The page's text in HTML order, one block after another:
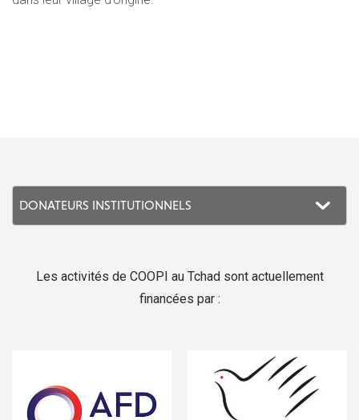
Les activités de COOPI au Tchad sont actuellement
financées par :